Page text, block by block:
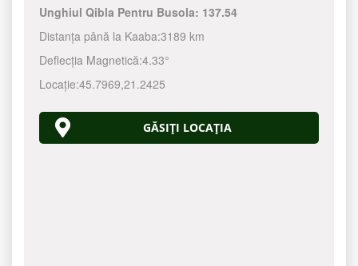
Unghiul Qibla Pentru Busola: 137.54
Distanța până la Kaaba:3189 km
Deflecția Magnetică:4.33°
Locație:45.7969,21.2425
GĂSIȚI LOCAȚIA